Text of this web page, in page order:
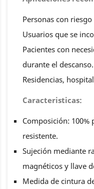
Personas con
Usuarios que se
Pacientes con
durante el descanso.
Residencias,
Caracteristicas:
Composición: 100%
resistente.
Sujeción mediante
magnéticos y llave
Medida de cintura